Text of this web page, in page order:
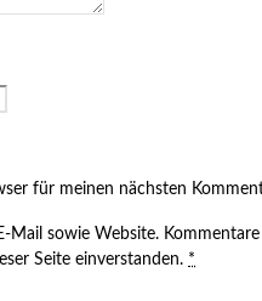
für meinen nächsten
Mail sowie Website.
Seite einverstanden. *